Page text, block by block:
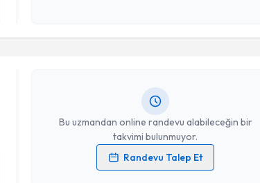
Takvim Talebini Gönder
Bu uzmandan online randevu alabileceğin bir
takvimi bulunmuyor.
Randevu Talep Et
Kişisel verilerimin işlenmesine ilişkinAydınlatma Metni